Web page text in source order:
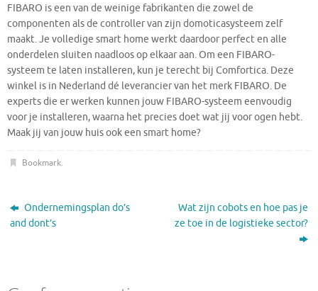
FIBARO is een van de weinige fabrikanten die zowel de
componenten als de controller van zijn domoticasysteem zelf
maakt. Je volledige smart home werkt daardoor perfect en alle
onderdelen sluiten naadloos op elkaar aan. Om een FIBARO-
systeem te laten installeren, kun je terecht bij Comfortica. Deze
winkel is in Nederland dé leverancier van het merk FIBARO. De
experts die er werken kunnen jouw FIBARO-systeem eenvoudig
voor je installeren, waarna het precies doet wat jij voor ogen hebt.
Maak jij van jouw huis ook een smart home?
Bookmark.
Ondernemingsplan do’s
and dont’s
Wat zijn cobots en hoe pas je
ze toe in de logistieke sector?